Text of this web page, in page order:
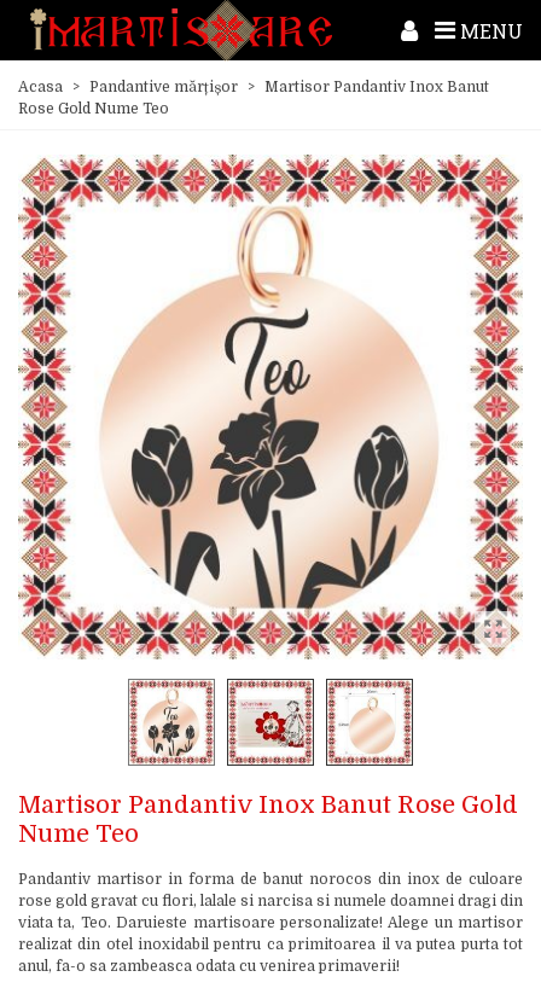
MENU
Acasa > Pandantive mărțișor > Martisor Pandantiv Inox Banut
Rose Gold Nume Teo
Martisor Pandantiv Inox Banut Rose Gold
Nume Teo
Pandantiv martisor in forma de banut norocos din inox de culoare
rose gold gravat cu flori, lalale si narcisa si numele doamnei dragi din
viata ta, Teo. Daruieste martisoare personalizate! Alege un martisor
realizat din otel inoxidabil pentru ca primitoarea il va putea purta tot
anul, fa-o sa zambeasca odata cu venirea primaverii!